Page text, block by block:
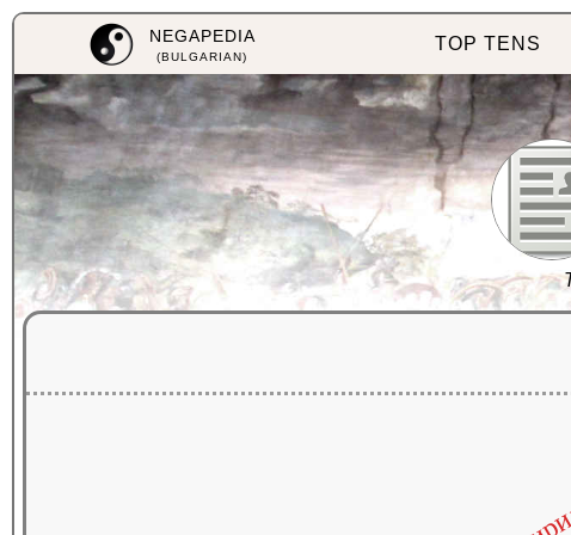
NEGAPEDIA
(BULGARIAN)
TOP TENS